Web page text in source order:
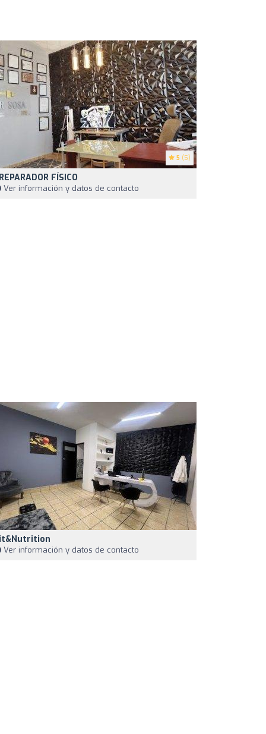
5 (5)
FÍSICO
Ver información y datos de contacto
Ver información y datos de contacto